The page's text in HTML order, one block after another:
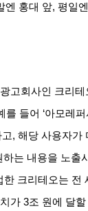
엔 홍대 앞, 평일
고회사인 크리테
를 들어 ‘아모레
, 해당 사용자가
는 내용을 노출
한 크리테오는 전
가 3조 원에 달